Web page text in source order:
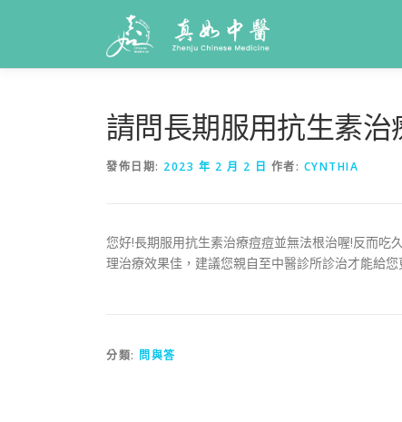
請問長期服用抗生素治
發佈日期: 2023 年 2 月 2 日 作者: CYNTHIA
您好!長期服用抗生素治療痘痘並無法根治喔!反而吃
理治療效果佳，建議您親自至中醫診所診治才能給
分類: 問與答